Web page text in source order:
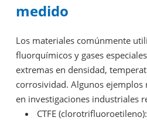
medido
Los materiales comúnmente
fluorquímicos y gases
extremas en densidad,
corrosividad. Algunos ejemplos
en investigaciones industriales
CTFE